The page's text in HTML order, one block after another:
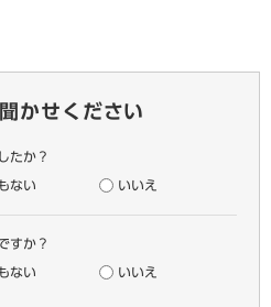
かせください
たか？
ない いいえ
すか？
ない いいえ